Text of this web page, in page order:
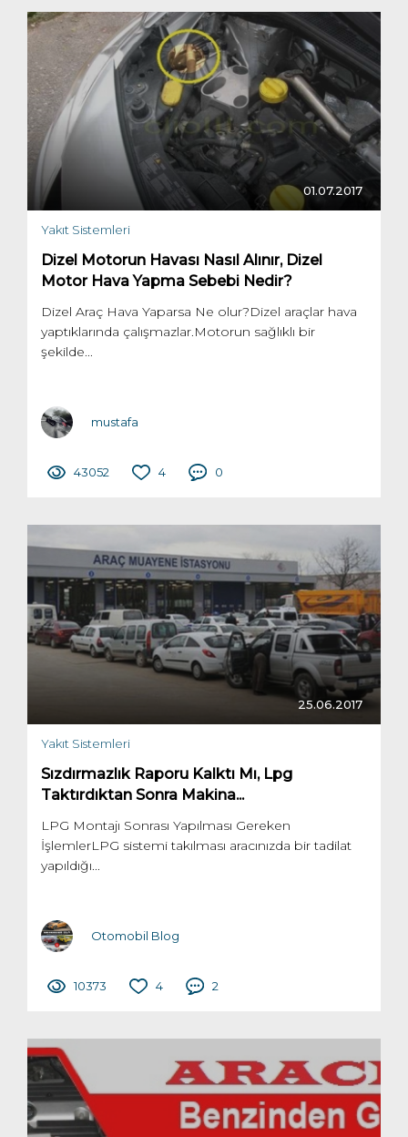
01.07.2017
Yakıt Sistemleri
Dizel Motorun Havası Nasıl Alınır, Dizel
Motor Hava Yapma Sebebi Nedir?
Dizel Araç Hava Yaparsa Ne olur?Dizel araçlar hava
yaptıklarında çalışmazlar.Motorun sağlıklı bir
şekilde...
mustafa
43052 4 0
25.06.2017
Yakıt Sistemleri
Sızdırmazlık Raporu Kalktı Mı, Lpg
Taktırdıktan Sonra Makina...
LPG Montajı Sonrası Yapılması Gereken
İşlemlerLPG sistemi takılması aracınızda bir tadilat
yapıldığı...
Otomobil Blog
10373 4 2